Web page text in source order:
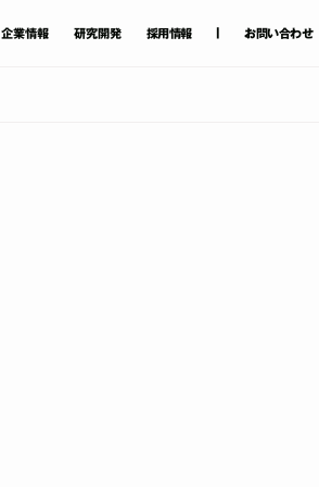
企業情報 研究開発 採用情報 お問い合わせ